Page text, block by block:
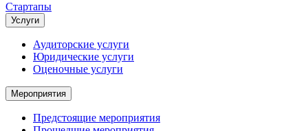
Стартапы
Услуги
Аудиторские услуги
Юридические услуги
Оценочные услуги
Мероприятия
Предстоящие мероприятия